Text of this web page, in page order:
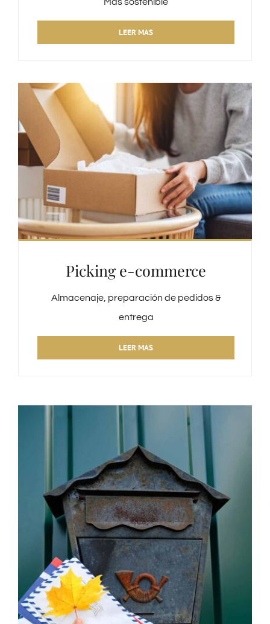
LEER MAS
Picking e-commerce
Almacenaje, preparación de pedidos &
entrega
LEER MAS